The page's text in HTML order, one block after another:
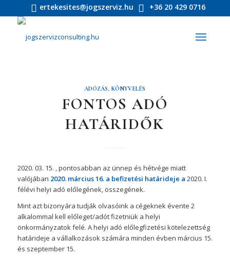
ertekesites@jogszerviz.hu +36 20 429 0716
ADÓZÁS,KÖNYVELÉS
FONTOS ADÓ
HATÁRIDŐK
2020. 03. 15. , pontosabban az ünnep és hétvége miatt
valójában 2020. március 16. a befizetési határideje a 2020. I.
félévi helyi adó előlegének, összegének.
Mint azt bizonyára tudják olvasóink a cégeknek évente 2
alkalommal kell előleget/adót fizetniük a helyi
önkormányzatok felé. A helyi adó előlegfizetési kötelezettség
határideje a vállalkozások számára minden évben március 15.
és szeptember 15.